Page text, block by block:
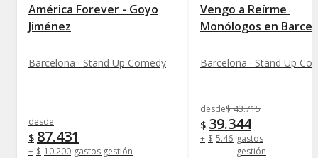
América Forever - Goyo
Jiménez
Barcelona · Stand Up Comedy
desde
$ 87.431
+ $ 10.200 gastos gestión
Vengo a Reírme 
Monólogos en
Barcelona · Stand Up
desde$ 43.715
$ 39.344
+ $ 5.464 gastos
gestión